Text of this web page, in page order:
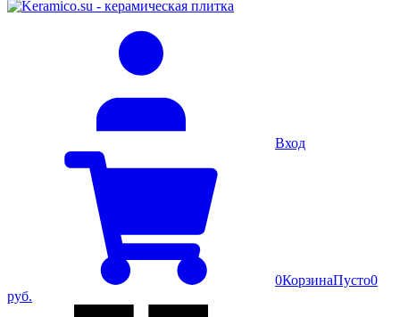
Вход
0КорзинаПусто0
руб.